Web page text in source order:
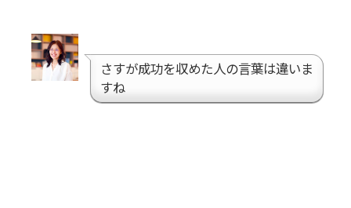
さすが成功を収めた人の言葉は違いま
すね